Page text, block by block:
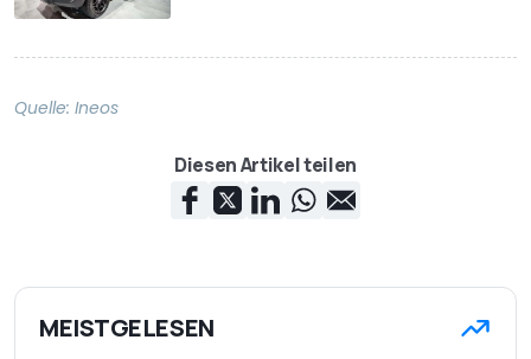
Quelle: Ineos
Diesen Artikel teilen
MEISTGELESEN